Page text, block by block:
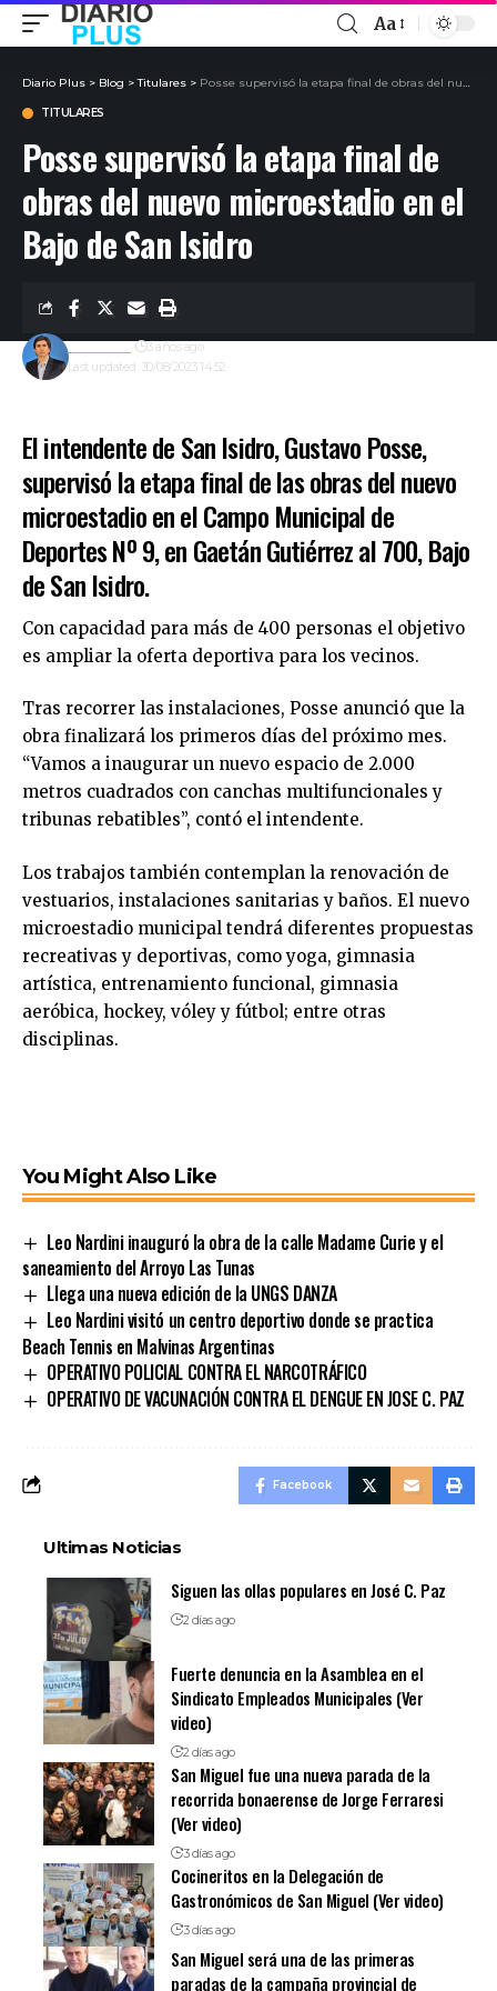
Aa
Diario Plus > Blog >Titulares > Posse supervisó la etapa final de obras del nuevo microestadio en el Bajo de San Isidro
TITULARES
Posse supervisó la etapa final de
obras del nuevo microestadio en el
Bajo de San Isidro
Last updated: 30/08/2023 14:52
Redacción 3 años ago
El intendente de San Isidro, Gustavo Posse,
supervisó la etapa final de las obras del nuevo
microestadio en el Campo Municipal de
Deportes Nº 9, en Gaetán Gutiérrez al 700, Bajo
de San Isidro.
Con capacidad para más de 400 personas el objetivo
es ampliar la oferta deportiva para los vecinos.
Tras recorrer las instalaciones, Posse anunció que la
obra finalizará los primeros días del próximo mes.
“Vamos a inaugurar un nuevo espacio de 2.000
metros cuadrados con canchas multifuncionales y
tribunas rebatibles”, contó el intendente.
Los trabajos también contemplan la renovación de
vestuarios, instalaciones sanitarias y baños. El nuevo
microestadio municipal tendrá diferentes propuestas
recreativas y deportivas, como yoga, gimnasia
artística, entrenamiento funcional, gimnasia
aeróbica, hockey, vóley y fútbol; entre otras
disciplinas.
You Might Also Like
Leo Nardini inauguró la obra de la calle Madame Curie y el
saneamiento del Arroyo Las Tunas
Llega una nueva edición de la UNGS DANZA
Leo Nardini visitó un centro deportivo donde se practica
Beach Tennis en Malvinas Argentinas
OPERATIVO POLICIAL CONTRA EL NARCOTRÁFICO
OPERATIVO DE VACUNACIÓN CONTRA EL DENGUE EN JOSE C. PAZ
Facebook
Ultimas Noticias
Siguen las ollas populares en José C. Paz
2 días ago
Fuerte denuncia en la Asamblea en el
Sindicato Empleados Municipales (Ver
video)
2 días ago
San Miguel fue una nueva parada de la
recorrida bonaerense de Jorge Ferraresi
(Ver video)
3 días ago
Cocineritos en la Delegación de
Gastronómicos de San Miguel (Ver video)
3 días ago
San Miguel será una de las primeras
paradas de la campaña provincial de